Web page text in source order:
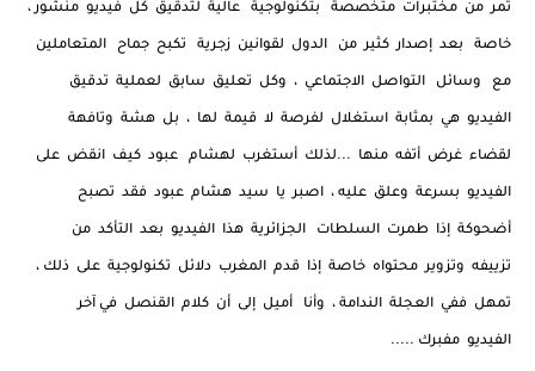
تمر من مختبرات متخصصة بتكنولوجية عالية لتدقيق كل فيديو منشور ،
خاصة بعد إصدار كثير من الدول لقوانين زجرية تكبح جماح المتعاملين
مع وسائل التواصل الاجتماعي ، وكل تعليق سابق لعملية تدقيق
الفيديو هي بمثابة استغلال لفرصة لا قيمة لها ، بل هشة وتافهة
لقضاء غرض أتفه منها ...لذلك أستغرب لهشام عبود كيف انقض على
الفيديو بسرعة وعلق عليه ، اصبر يا سيد هشام عبود فقد تصبح
أضحوكة إذا طمرت السلطات الجزائرية هذا الفيديو بعد التأكد من
تزييفه وتزوير محتواه خاصة إذا قدم المغرب دلائل تكنولوجية على ذلك ،
تمهل ففي العجلة الندامة ، وأنا أميل إلى أن كلام القنصل في آخر
الفيديو مفبرك .....